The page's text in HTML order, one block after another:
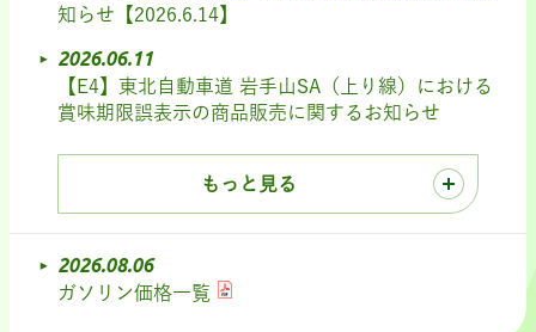
知らせ【2026.6.14】
2026.06.11
【E4】東北自動車道 岩手山SA（上り線）における
賞味期限誤表示の商品販売に関するお知らせ
もっと見る
2026.08.06
ガソリン価格一覧